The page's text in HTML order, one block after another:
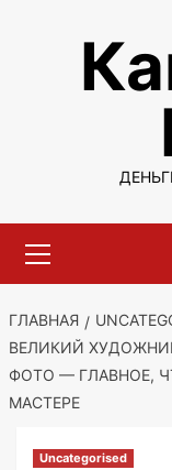
содержимому
меню
ГЛАВНАЯ
ВЕЛИКИЙ
ФОТО — ГЛАВНОЕ,
МАСТЕРЕ
Uncategorised